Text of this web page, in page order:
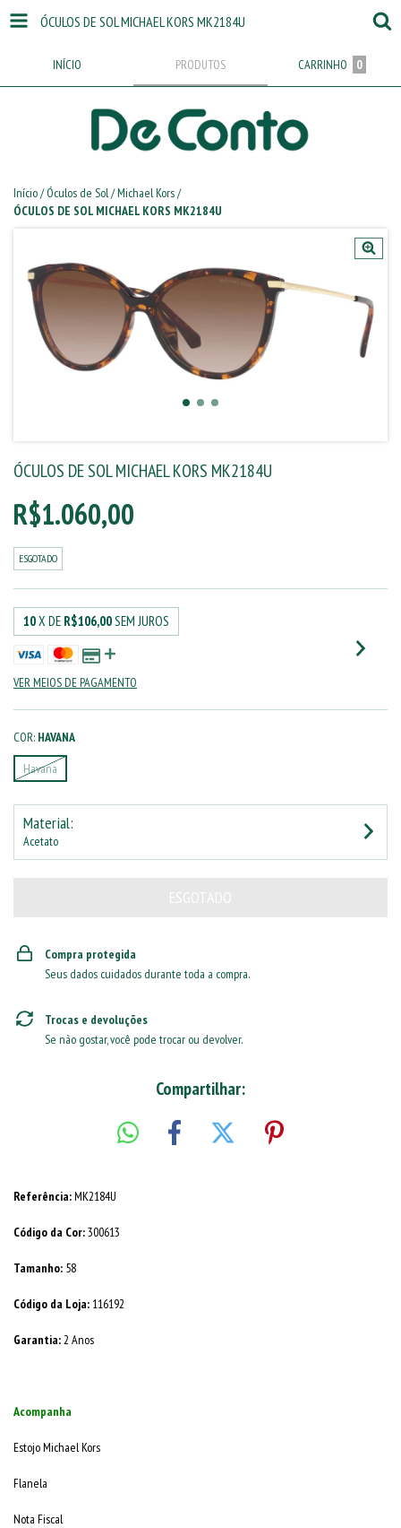
ÓCULOS DE SOL MICHAEL KORS MK2184U
INÍCIO PRODUTOS CARRINHO 0
Início/ Óculos de Sol/Michael Kors/
ÓCULOS DE SOL MICHAEL KORS MK2184U
ÓCULOS DE SOL MICHAEL KORS MK2184U
R$1.060,00
ESGOTADO
10X DE R$106,00SEM JUROS
VER MEIOS DE PAGAMENTO
COR: HAVANA
Havana
Material:
Acetato
Compra protegida
Seus dados cuidados durante toda a compra.
Trocas e devoluções
Se não gostar, você pode trocar ou devolver.
Compartilhar:
Referência:MK2184U
Código da Cor:300613
Tamanho: 58
Código da Loja: 116192
Garantia: 2 Anos
Acompanha
Estojo Michael Kors
Flanela
Nota Fiscal